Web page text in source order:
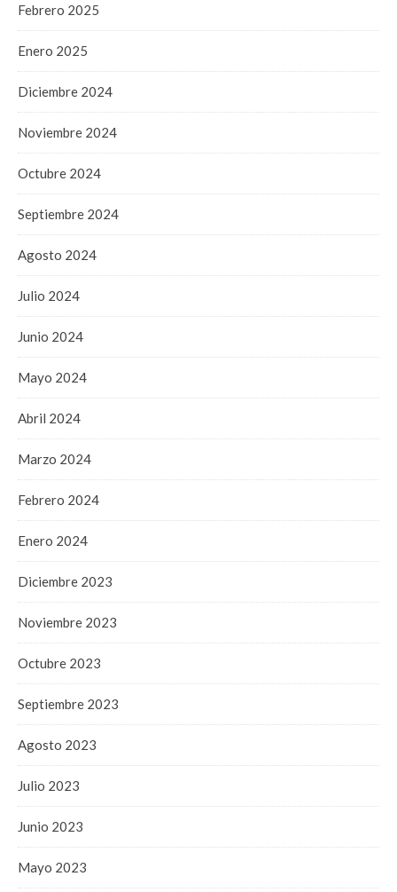
Febrero 2025
Enero 2025
Diciembre 2024
Noviembre 2024
Octubre 2024
Septiembre 2024
Agosto 2024
Julio 2024
Junio 2024
Mayo 2024
Abril 2024
Marzo 2024
Febrero 2024
Enero 2024
Diciembre 2023
Noviembre 2023
Octubre 2023
Septiembre 2023
Agosto 2023
Julio 2023
Junio 2023
Mayo 2023